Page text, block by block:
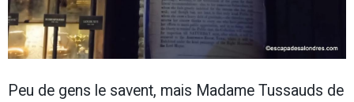
Peu de gens le savent, mais Madame Tussauds de